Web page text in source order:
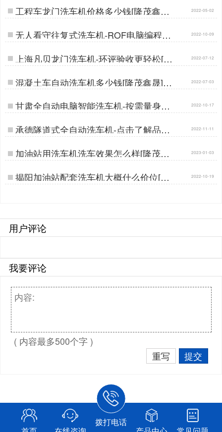
工程车龙门洗车机价格多少钱[隆茂鑫晟]
…
2022-05-02
无人看守往复式洗车机-ROF电脑编程故
障自检[隆茂鑫晟]…
2022-10-09
上海凡贝龙门洗车机-环评验收更轻松[隆
茂鑫晟]…
2022-07-12
混凝土车自动洗车机多少钱[隆茂鑫晟]… 2022-07-03
甘肃全自动电脑智能洗车机-按需量身免
费定做[隆茂鑫晟]…
2022-10-17
承德隧道式全自动洗车机-点击了解品牌
制造商[隆茂鑫晟]…
2022-11-11
加油站用洗车机洗车效果怎么样[隆茂鑫
晟]…
2023-01-03
揭阳加油站配套洗车机大概什么价位[隆
茂鑫晟]…
2022-10-19
用户评论
我要评论
( 内容最多500个字 )
重写
提交
拨打电话